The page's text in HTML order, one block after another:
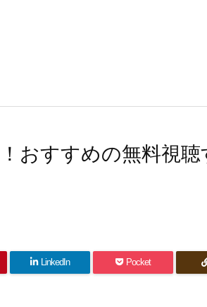
おすすめの無料視聴
LinkedIn Pocket